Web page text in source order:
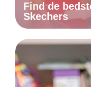
Find de
Skechers